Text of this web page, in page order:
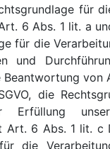
für
6 Abs. 1 lit. a
für die
und
Beantwortung von
die
Erfüllung
Art. 6 Abs. 1 lit. c
die